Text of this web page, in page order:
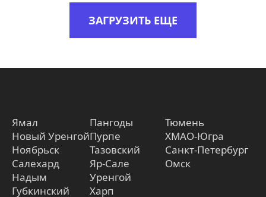
ЗАГРУЗИТЬ ЕЩЕ
Ямал
Новый Уренгой
Ноябрьск
Салехард
Надым
Губкинский
Пангоды
Пурпе
Тазовский
Яр-Сале
Уренгой
Харп
Тюмень
ХМАО-Югра
Санкт-Петербург
Омск